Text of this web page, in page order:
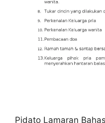
Pidato Lamaran